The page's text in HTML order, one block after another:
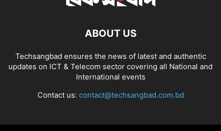
ABOUT US
Techsangbad ensures the news of latest and authentic
updates on ICT & Telecom sector covering all National and
International events
Contact us: contact@techsangbad.com.bd